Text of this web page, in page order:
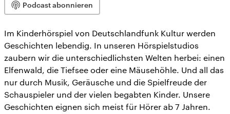
Podcast abonnieren
Im Kinderhörspiel von Deutschlandfunk Kultur werden
Geschichten lebendig. In unseren Hörspielstudios
zaubern wir die unterschiedlichsten Welten herbei: einen
Elfenwald, die Tiefsee oder eine Mäusehöhle. Und all das
nur durch Musik, Geräusche und die Spielfreude der
Schauspieler und der vielen begabten Kinder. Unsere
Geschichten eignen sich meist für Hörer ab 7 Jahren.